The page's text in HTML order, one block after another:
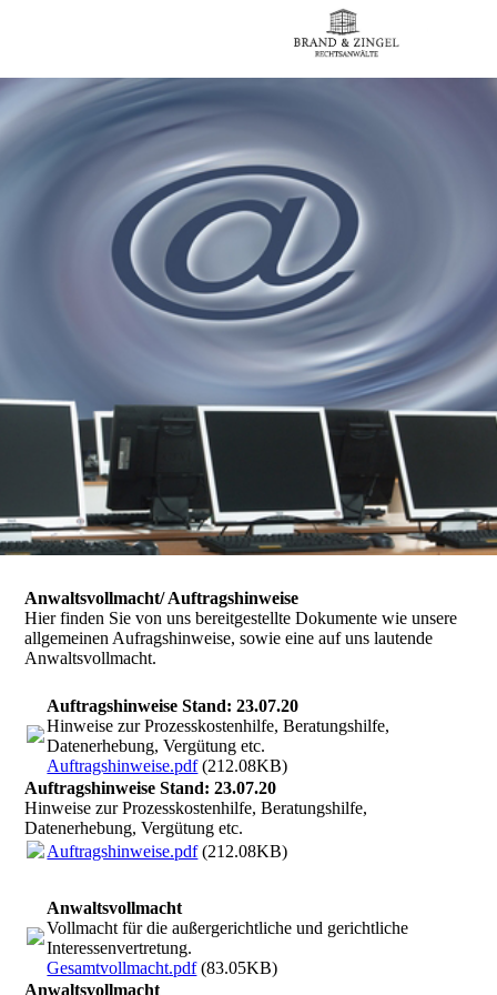
Anwaltsvollmacht/ Auftragshinweise
Hier finden Sie von uns bereitgestellte Dokumente wie unsere
allgemeinen Aufragshinweise, sowie eine auf uns lautende
Anwaltsvollmacht.
Auftragshinweise Stand: 23.07.20
Hinweise zur Prozesskostenhilfe, Beratungshilfe,
Datenerhebung, Vergütung etc.
Auftragshinweise.pdf(212.08KB)
Auftragshinweise Stand: 23.07.20
Hinweise zur Prozesskostenhilfe, Beratungshilfe,
Datenerhebung, Vergütung etc.
Auftragshinweise.pdf(212.08KB)
Anwaltsvollmacht
Vollmacht für die außergerichtliche und gerichtliche
Interessenvertretung.
Gesamtvollmacht.pdf(83.05KB)
Anwaltsvollmacht